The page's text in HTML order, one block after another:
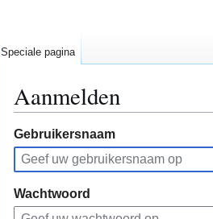
Aanmelden
Naar
navigatie
springen
Naar
zoeken
springen
Gebruikersnaam
Wachtwoord
Speciale pagina